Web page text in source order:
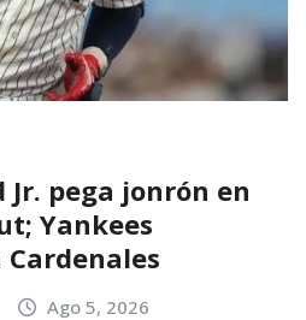
Jr. pega jonrón en
Yankees
Ago 5, 2026